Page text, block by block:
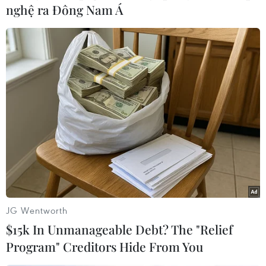
mới của virus SARS-CoV-2]
Bà Merkel đã lấy diễn biến dịch bệnh ở Ireland,
nơi chỉ số lây nhiễm đã tăng từ 70 lên 700 chỉ
trong một thời gian ngắn, làm ví dụ cho thấy sự
nguy hiểm của biến thể virus phát hiện ở Anh.
Theo Thủ tướng Merkel, Đức có nguy cơ đối mặt
với từ 8 đến 10 tuần rất khó khăn (cho tới Lễ
Phục sinh vào đầu tháng 4/2021) tùy theo tốc độ
lây lan của biến thể mới.
Tuy nhiên, nhà lãnh đạo Đức chưa cho biết có
ủng hộ việc gia hạn lệnh phong tỏa vốn sẽ được
áp dụng tới cuối tháng này hay không. Biến thể
mới của virus ở Anh được cho có tốc độ lây
nhiễm rất cao (cao hơn 70% so với virus gốc).
nghệ ra Đông Nam Á
JG Wentworth
$15k In Unmanageable Debt? The "Relief
Program" Creditors Hide From You